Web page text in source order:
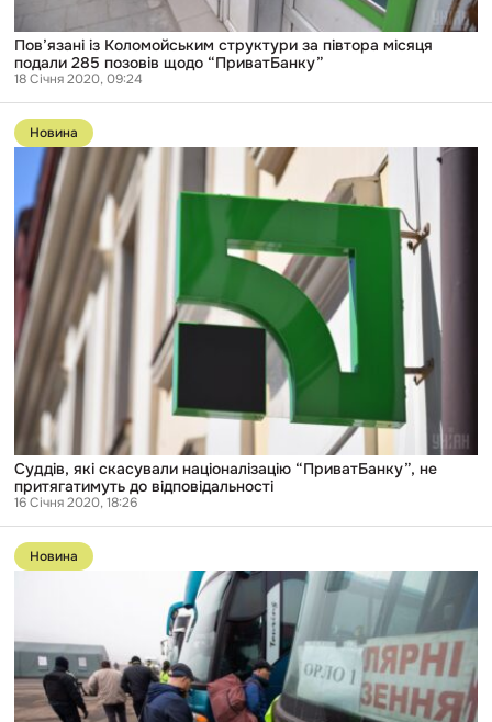
Пов’язані із Коломойським структури за півтора місяця
подали 285 позовів щодо “ПриватБанку”
18 Січня 2020, 09:24
Перейти
до
публікації
Суддів,
скасували
націоналізацію
“ПриватБанку”,
не
притягатимуть
до
відповідальності
Новина
Суддів, які скасували націоналізацію “ПриватБанку”, не
притягатимуть до відповідальності
16 Січня 2020, 18:26
Перейти
до
публікації
ОРДЛО
15
фігурантів
тяжких
злочинів
Новина